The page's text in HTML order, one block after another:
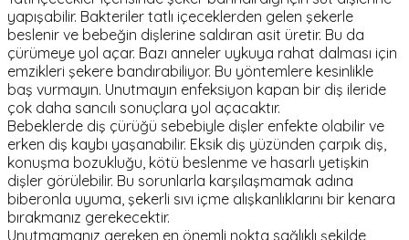
yapışabilir. Bakteriler tatlı içeceklerden gelen şekerle
beslenir ve bebeğin dişlerine saldıran asit üretir. Bu da
çürümeye yol açar. Bazı anneler uykuya rahat dalması için
emzikleri şekere bandırabiliyor. Bu yöntemlere kesinlikle
baş vurmayın. Unutmayın enfeksiyon kapan bir diş ileride
çok daha sancılı sonuçlara yol açacaktır.
Bebeklerde diş çürüğü sebebiyle dişler enfekte olabilir ve
erken diş kaybı yaşanabilir. Eksik diş yüzünden çarpık diş,
konuşma bozukluğu, kötü beslenme ve hasarlı yetişkin
dişler görülebilir. Bu sorunlarla karşılaşmamak adına
biberonla uyuma, şekerli sıvı içme alışkanlıklarını bir kenara
bırakmanız gerekecektir.
Unutmamanız gereken en önemli nokta sağlıklı şekilde